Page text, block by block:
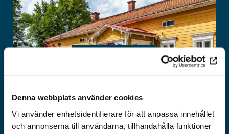
Denna webbplats använder cookies
Vi använder enhetsidentifierare för att anpassa innehållet
och annonserna till användarna, tillhandahålla funktioner